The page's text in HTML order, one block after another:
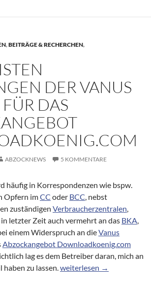
,BEITRÄGE & RECHERCHEN,
DER VANUS
DAS
ABZOCKNEWS 5 KOMMENTARE
häufig in Korrespondenzen wie bspw.
Opfern imCC oder BCC, nebst
zuständigen Verbraucherzentralen,
letzter Zeit auch vermehrt an das BKA,
einem Widerspruch an dieVanus
Abzockangebot Downloadkoenig.com
lag es dem Betreiber daran, mich an
haben zu lassen.Die dreisten Drohungen
weiterlesen →